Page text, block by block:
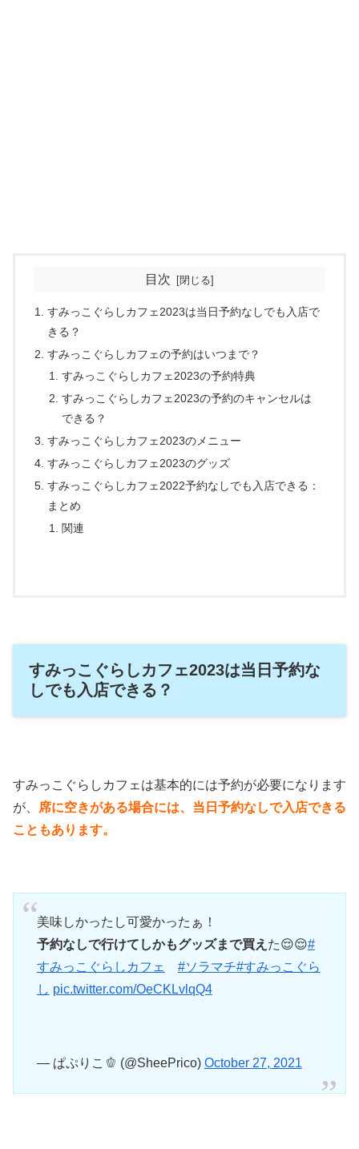
目次
すみっこぐらしカフェ2023は当日予約なしでも入店で
きる？
すみっこぐらしカフェの予約はいつまで？
すみっこぐらしカフェ2023の予約特典
すみっこぐらしカフェ2023の予約のキャンセルは
できる？
すみっこぐらしカフェ2023のメニュー
すみっこぐらしカフェ2023のグッズ
すみっこぐらしカフェ2022予約なしでも入店できる：
まとめ
関連
すみっこぐらしカフェ2023は当日予約な
しでも入店できる？
すみっこぐらしカフェは基本的には予約が必要になります
が、
席に空きがある場合には、当日予約なしで入店できる
こともあります。
美味しかったし可愛かったぁ！
予約なしで行けてしかもグッズまで買え た😌😌#
すみっこぐらしカフェ
#ソラマチ#すみっこぐら
し pic.twitter.com/OeCKLvlqQ4
— ぱぷりこ🫑 (@SheePrico) October 27, 2021